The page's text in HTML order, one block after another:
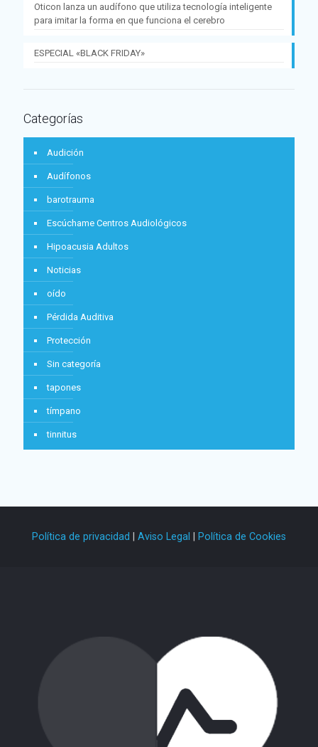
Oticon lanza un audífono que utiliza tecnología inteligente
para imitar la forma en que funciona el cerebro
ESPECIAL «BLACK FRIDAY»
Categorías
Audición
Audífonos
barotrauma
Escúchame Centros Audiológicos
Hipoacusia Adultos
Noticias
oído
Pérdida Auditiva
Protección
Sin categoría
tapones
tímpano
tinnitus
Política de privacidad | Aviso Legal | Política de Cookies